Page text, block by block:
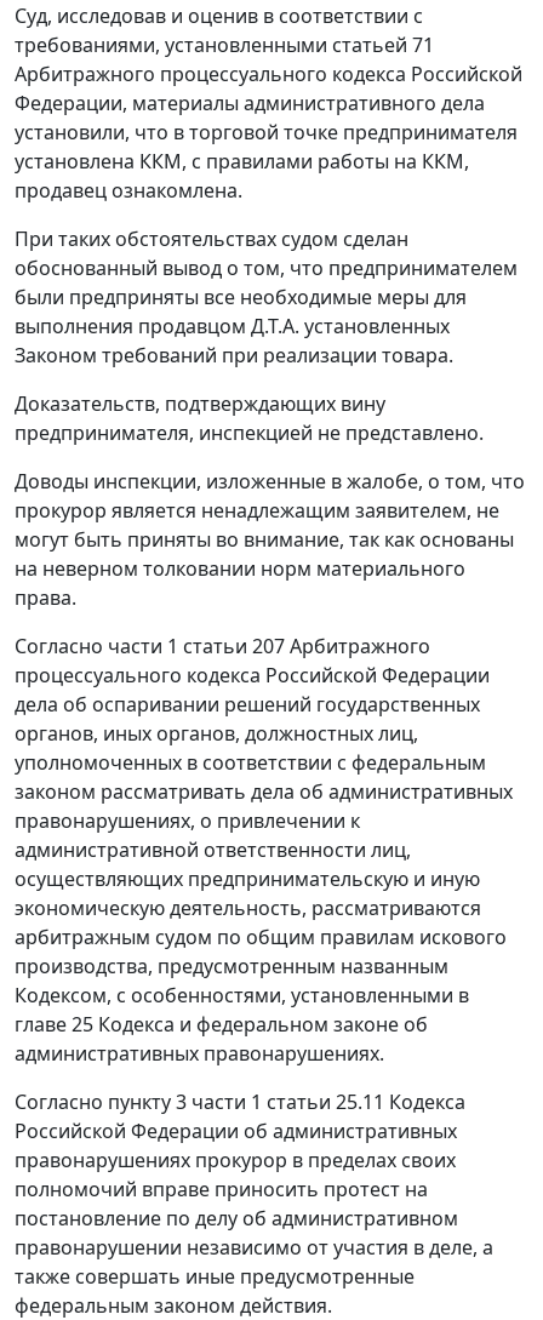
Суд, исследовав и оценив в соответствии с
требованиями, установленными статьей 71
Арбитражного процессуального кодекса Российской
Федерации, материалы административного дела
установили, что в торговой точке предпринимателя
установлена ККМ, с правилами работы на ККМ,
продавец ознакомлена.
При таких обстоятельствах судом сделан
обоснованный вывод о том, что предпринимателем
были предприняты все необходимые меры для
выполнения продавцом Д.Т.А. установленных
Законом требований при реализации товара.
Доказательств, подтверждающих вину
предпринимателя, инспекцией не представлено.
Доводы инспекции, изложенные в жалобе, о том, что
прокурор является ненадлежащим заявителем, не
могут быть приняты во внимание, так как основаны
на неверном толковании норм материального
права.
Согласно части 1 статьи 207Арбитражного
процессуального кодекса Российской Федерации
дела об оспаривании решений государственных
органов, иных органов, должностных лиц,
уполномоченных в соответствии с федеральным
законом рассматривать дела об административных
правонарушениях, о привлечении к
административной ответственности лиц,
осуществляющих предпринимательскую и иную
экономическую деятельность, рассматриваются
арбитражным судом по общим правилам искового
производства, предусмотренным названным
Кодексом, с особенностями, установленными в
главе 25 Кодекса и федеральном законе об
административных правонарушениях.
Согласно пункту 3 части 1 статьи 25.11 Кодекса
Российской Федерации об административных
правонарушениях прокурор в пределах своих
полномочий вправе приносить протест на
постановление по делу об административном
правонарушении независимо от участия в деле, а
также совершать иные предусмотренные
федеральным законом действия.